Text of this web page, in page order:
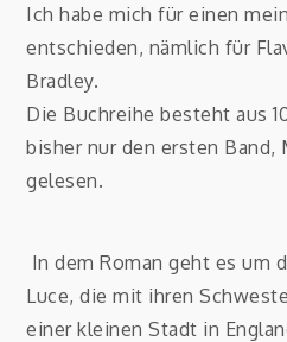
Ich habe mich für einen
entschieden, nämlich für
Bradley.
Die Buchreihe besteht aus
bisher nur den ersten Band,
gelesen.
In dem Roman geht es um
Luce, die mit ihren
einer kleinen Stadt in